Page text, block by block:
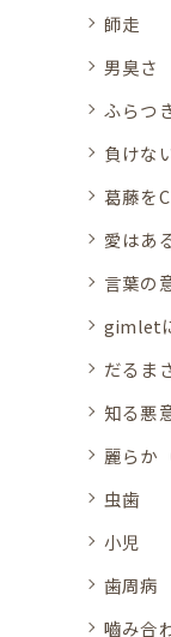
師走
男臭さ
ふらつ
負けな
葛藤を
愛はあ
言葉の
gimlet
だるま
知る悪
麗らか
虫歯
小児
歯周病
嚙み合